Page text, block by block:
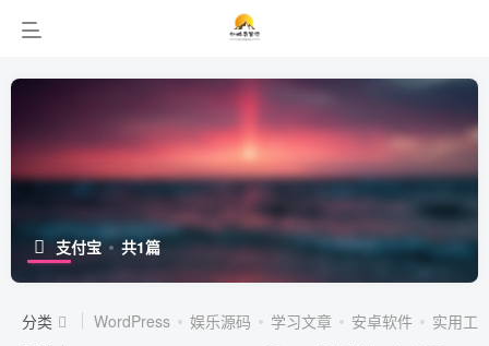
支付宝 共1篇
分类 WordPress 娱乐源码 学习文章 安卓软件
实用工